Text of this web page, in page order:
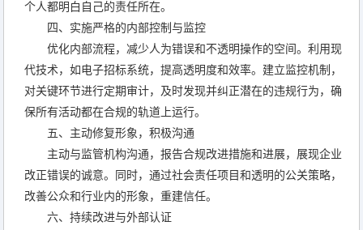
个人都明白自己的责任所在。
四、实施严格的内部控制与监控
优化内部流程，减少人为错误和不透明操作的空间。利用现
代技术，如电子招标系统，提高透明度和效率。建立监控机制，
对关键环节进行定期审计，及时发现并纠正潜在的违规行为，确
保所有活动都在合规的轨道上运行。
五、主动修复形象，积极沟通
主动与监管机构沟通，报告合规改进措施和进展，展现企业
改正错误的诚意。同时，通过社会责任项目和透明的公关策略，
改善公众和行业内的形象，重建信任。
六、持续改进与外部认证